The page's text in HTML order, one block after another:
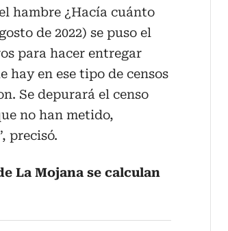
hambre ¿Hacía cuánto
de 2022) se puso el
para hacer entregar
en ese tipo de censos
Se depurará el censo
no han metido,
precisó.
La Mojana se calculan